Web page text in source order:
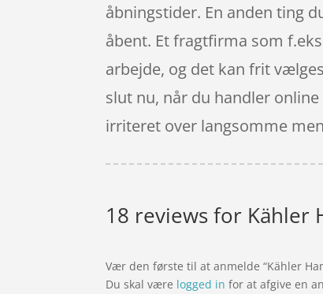
åbningstider. En anden ting
åbent. Et fragtfirma som
arbejde, og det kan frit
slut nu, når du handler
irriteret over langsomme
18 reviews for Kähler
Vær den første til at anmelde “Kähler
Du skal være logged in for at afgive en